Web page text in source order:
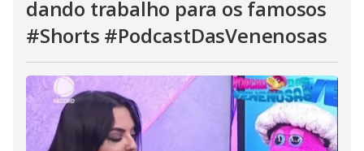
dando trabalho para os famosos
#Shorts #PodcastDasVenenosas